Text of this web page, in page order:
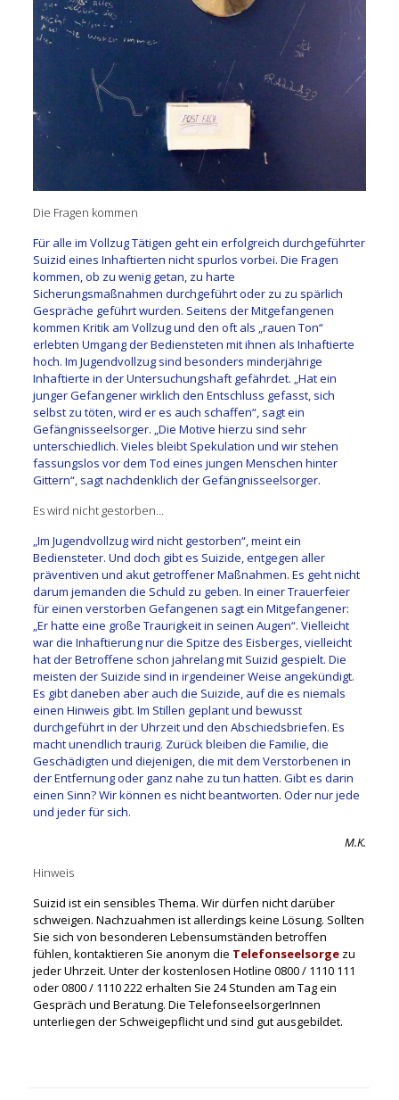
Die Fragen kommen
Für alle im Vollzug Tätigen geht ein erfolgreich durchgeführter
Suizid eines Inhaftierten nicht spurlos vorbei. Die Fragen
kommen, ob zu wenig getan, zu harte
Sicherungsmaßnahmen durchgeführt oder zu zu spärlich
Gespräche geführt wurden. Seitens der Mitgefangenen
kommen Kritik am Vollzug und den oft als „rauen Ton“
erlebten Umgang der Bediensteten mit ihnen als Inhaftierte
hoch. Im Jugendvollzug sind besonders minderjährige
Inhaftierte in der Untersuchungshaft gefährdet. „Hat ein
junger Gefangener wirklich den Entschluss gefasst, sich
selbst zu töten, wird er es auch schaffen“, sagt ein
Gefängnisseelsorger. „Die Motive hierzu sind sehr
unterschiedlich. Vieles bleibt Spekulation und wir stehen
fassungslos vor dem Tod eines jungen Menschen hinter
Gittern“, sagt nachdenklich der Gefängnisseelsorger.
Es wird nicht gestorben…
„Im Jugendvollzug wird nicht gestorben“, meint ein
Bediensteter. Und doch gibt es Suizide, entgegen aller
präventiven und akut getroffener Maßnahmen. Es geht nicht
darum jemanden die Schuld zu geben. In einer Trauerfeier
für einen verstorben Gefangenen sagt ein Mitgefangener:
„Er hatte eine große Traurigkeit in seinen Augen“. Vielleicht
war die Inhaftierung nur die Spitze des Eisberges, vielleicht
hat der Betroffene schon jahrelang mit Suizid gespielt. Die
meisten der Suizide sind in irgendeiner Weise angekündigt.
Es gibt daneben aber auch die Suizide, auf die es niemals
einen Hinweis gibt. Im Stillen geplant und bewusst
durchgeführt in der Uhrzeit und den Abschiedsbriefen. Es
macht unendlich traurig. Zurück bleiben die Familie, die
Geschädigten und diejenigen, die mit dem Verstorbenen in
der Entfernung oder ganz nahe zu tun hatten. Gibt es darin
einen Sinn? Wir können es nicht beantworten. Oder nur jede
und jeder für sich.
M.K.
Hinweis
Suizid ist ein sensibles Thema. Wir dürfen nicht darüber
schweigen. Nachzuahmen ist allerdings keine Lösung. Sollten
Sie sich von besonderen Lebensumständen betroffen
fühlen, kontaktieren Sie anonym die Telefonseelsorgezu
jeder Uhrzeit. Unter der kostenlosen Hotline 0800 / 1110 111
oder 0800 / 1110 222 erhalten Sie 24 Stunden am Tag ein
Gespräch und Beratung. Die TelefonseelsorgerInnen
unterliegen der Schweigepflicht und sind gut ausgebildet.